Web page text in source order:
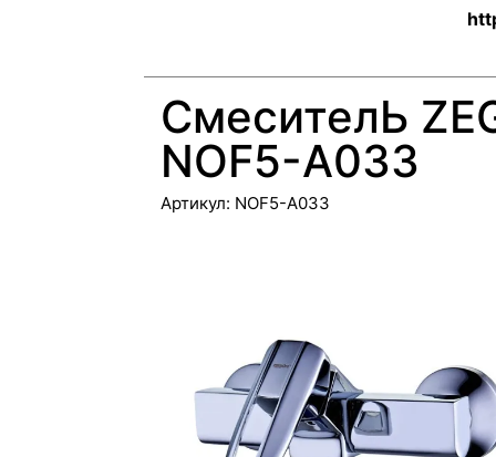
СмесителЬ
NOF5-A033
Артикул: NOF5-A033